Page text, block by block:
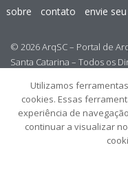
© 2026 ArqSC – Portal de
Santa Catarina – Todos os
sobre contato envie
Utilizamos
cookies. Essas
experiência de
continuar a visualizar